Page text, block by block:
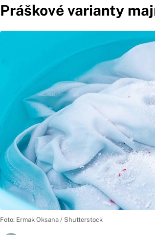
Práškové varianty
Foto: Ermak Oksana / Shutterstock